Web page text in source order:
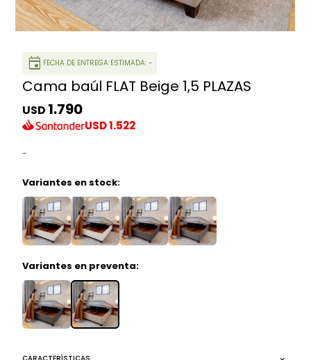
event FECHA DE ENTREGA ESTIMADA: -
Cama baúl FLAT Beige 1,5 PLAZAS
USD 1.790
USD1.522
-
Variantes en stock:
Variantes en preventa: